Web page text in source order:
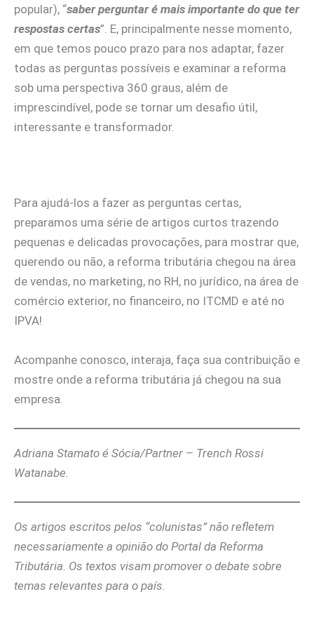
popular), “saber perguntar é mais importante do que ter
respostas certas”. E, principalmente nesse momento,
em que temos pouco prazo para nos adaptar, fazer
todas as perguntas possíveis e examinar a reforma
sob uma perspectiva 360 graus, além de
imprescindível, pode se tornar um desafio útil,
interessante e transformador.
Para ajudá-los a fazer as perguntas certas,
preparamos uma série de artigos curtos trazendo
pequenas e delicadas provocações, para mostrar que,
querendo ou não, a reforma tributária chegou na área
de vendas, no marketing, no RH, no jurídico, na área de
comércio exterior, no financeiro, no ITCMD e até no
IPVA!
Acompanhe conosco, interaja, faça sua contribuição e
mostre onde a reforma tributária já chegou na sua
empresa.
Adriana Stamato é Sócia/Partner – Trench Rossi
Watanabe.
Os artigos escritos pelos “colunistas” não refletem
necessariamente a opinião do Portal da Reforma
Tributária. Os textos visam promover o debate sobre
temas relevantes para o país.